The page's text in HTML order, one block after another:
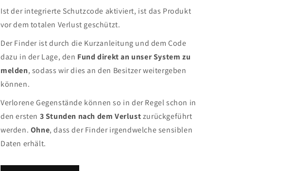
Ist der integrierte Schutzcode aktiviert, ist das Produkt
vor dem totalen Verlust geschützt.
Der Finder ist durch die Kurzanleitung und dem Code
dazu in der Lage, den Fund direkt an unser System zu
melden, sodass wir dies an den Besitzer weitergeben
können.
Verlorene Gegenstände können so in der Regel schon in
den ersten 3 Stunden nach dem Verlustzurückgeführt
werden. Ohne, dass der Finder irgendwelche sensiblen
Daten erhält.